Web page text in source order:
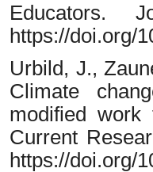
Educators.
https://doi.org/
Urbild, J.,
Climate
modified work
Current
https://doi.org/